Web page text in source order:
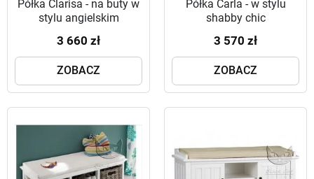
Półka Clarisa - na buty w
stylu angielskim
3 660 zł
ZOBACZ
Półka Carla - w stylu
shabby chic
3 570 zł
ZOBACZ